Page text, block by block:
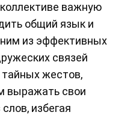
важную
общий язык и
из эффективных
связей
тайных жестов,
выражать свои
избегая